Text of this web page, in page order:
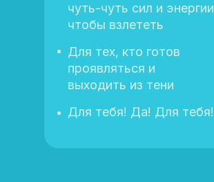
чуть-чуть сил и энергии
чтобы взлететь
Для тех, кто готов
проявляться и
выходить из тени
Для тебя! Да! Для тебя!